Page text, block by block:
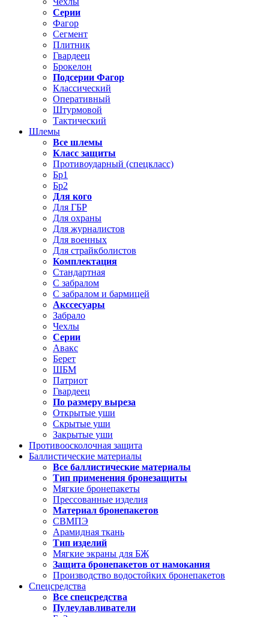
Серии
Фагор
Сегмент
Плитник
Гвардеец
Брокелон
Подсерии Фагор
Классический
Оперативный
Штурмовой
Тактический
Шлемы
Все шлемы
Класс защиты
Противоударный (спецкласс)
Бр1
Бр2
Для кого
Для ГБР
Для охраны
Для журналистов
Для военных
Для страйкболистов
Комплектация
Стандартная
С забралом
С забралом и бармицей
Акссесуары
Забрало
Чехлы
Серии
Авакс
Берет
ШБМ
Патриот
Гвардеец
По размеру выреза
Открытые уши
Скрытые уши
Закрытые уши
Противоосколочная защита
Баллистические материалы
Все баллистические материалы
Тип применения бронезащиты
Мягкие бронепакеты
Прессованные изделия
Материал бронепакетов
СВМПЭ
Арамидная ткань
Тип изделий
Мягкие экраны для БЖ
Защита бронепакетов от намокания
Производство водостойких бронепакетов
Спецсредства
Все спецсредства
Пулеулавливатели